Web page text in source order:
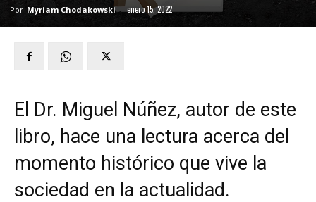
Por Myriam Chodakowski - enero 15, 2022
El Dr. Miguel Núñez, autor de este
libro, hace una lectura acerca del
momento histórico que vive la
sociedad en la actualidad.